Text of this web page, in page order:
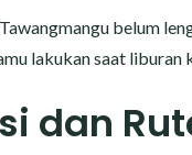
belum
lakukan saat liburan
dan